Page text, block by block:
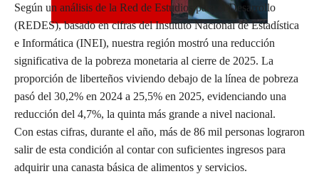
Según un análisis de la Red de Estudios para el Desarrollo
(REDES), basado en cifras del Instituto Nacional de Estadística
e Informática (INEI), nuestra región mostró una reducción
significativa de la pobreza monetaria al cierre de 2025. La
proporción de liberteños viviendo debajo de la línea de pobreza
pasó del 30,2% en 2024 a 25,5% en 2025, evidenciando una
reducción del 4,7%, la quinta más grande a nivel nacional.
Con estas cifras, durante el año, más de 86 mil personas lograron
salir de esta condición al contar con suficientes ingresos para
adquirir una canasta básica de alimentos y servicios.